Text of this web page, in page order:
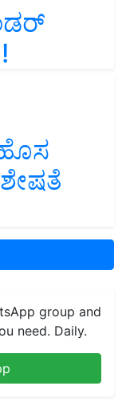
group and
need. Daily.